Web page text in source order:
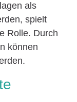
als
spielt
Rolle. Durch
können